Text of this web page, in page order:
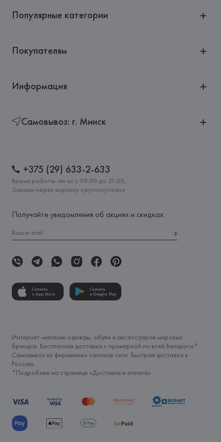
Популярные категории
Покупателям
Информация
Самовывоз: г. Минск
+375 (29) 633-2-633
Время работы: пн-вс с 09:00 до 21:00,
Заказы через корзину круглосуточно
Получайте уведомления об акциях и скидках:
Скачать
в App Store
Скачать
в Google Play
Интернет-магазин одежды, обуви и аксессуаров мировых
брендов. Бесплатная доставка с примеркой по всей Беларуси*.
Самовывоз из фирменных салонов сети. Быстрая доставка в
Россию.
*Подробнее на странице «Доставка и оплата»